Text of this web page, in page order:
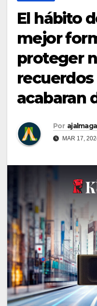
El hábito
mejor
proteger
acabaran
Por
MAR 17,